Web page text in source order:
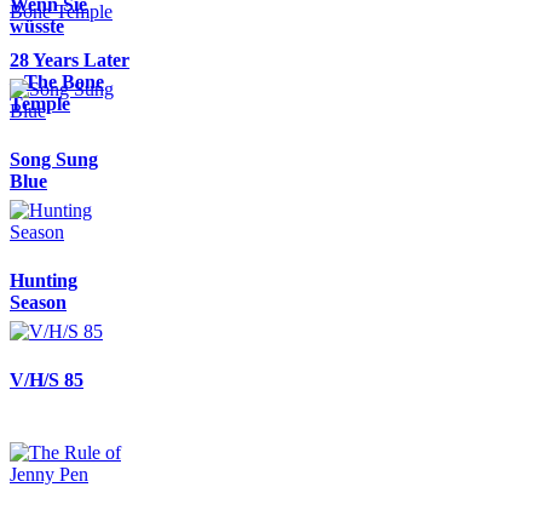
wüsste
28 Years Later
– The Bone
Temple
Song Sung
Blue
Hunting
Season
V/H/S 85